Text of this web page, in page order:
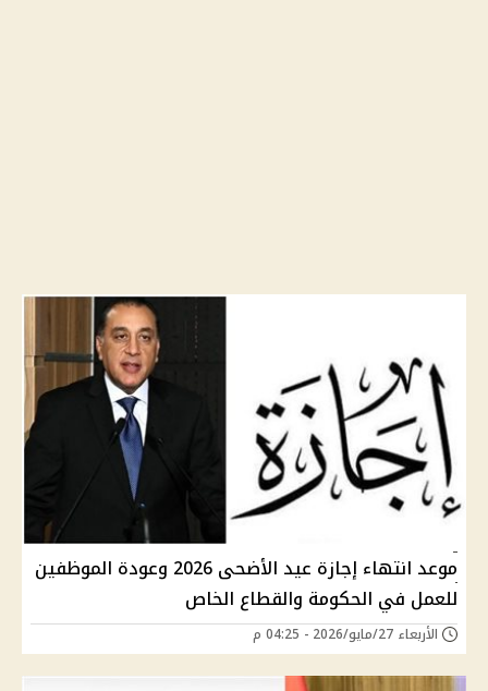
موعد انتهاء إجازة عيد الأضحى 2026 وعودة الموظفين
للعمل في الحكومة والقطاع الخاص
الأربعاء 27/مايو/2026 - 04:25 م